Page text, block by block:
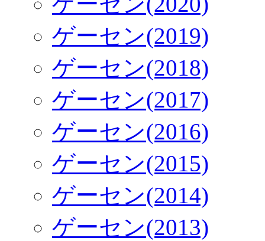
ゲーセン(2019)
ゲーセン(2018)
ゲーセン(2017)
ゲーセン(2016)
ゲーセン(2015)
ゲーセン(2014)
ゲーセン(2013)